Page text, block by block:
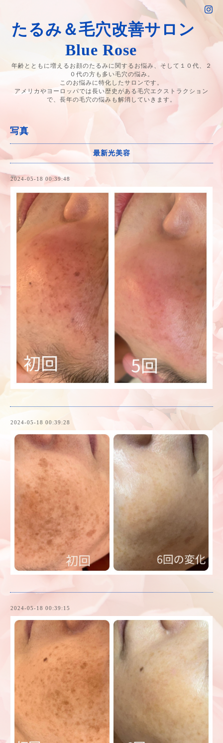
たるみ＆毛穴改善サロン
Blue Rose
年齢とともに増えるお顔のたるみに関するお悩み、そして１０代、２
０代の方も多い毛穴の悩み。
このお悩みに特化したサロンです。
アメリカやヨーロッパでは長い歴史がある毛穴エクストラクション
で、長年の毛穴の悩みも解消していきます。
写真
最新光美容
2024-05-18 00:39:48
2024-05-18 00:39:28
2024-05-18 00:39:15